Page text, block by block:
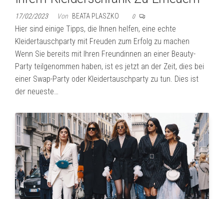
17/02/2023 Von BEATA PLASZKO 0
Hier sind einige Tipps, die Ihnen helfen, eine echte
Kleidertauschparty mit Freuden zum Erfolg zu machen
Wenn Sie bereits mit Ihren Freundinnen an einer Beauty-
Party teilgenommen haben, ist es jetzt an der Zeit, dies bei
einer Swap-Party oder Kleidertauschparty zu tun. Dies ist
der neueste…